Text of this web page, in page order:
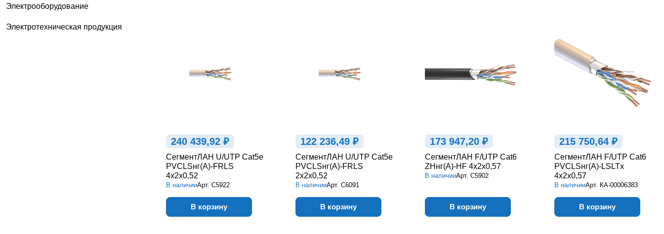
240 439,92 ₽
СегментЛАН U/UTP Cat5e
PVCLSнг(А)-FRLS
4х2х0,52
В наличииАрт. С5922
В корзину
122 236,49 ₽
СегментЛАН U/UTP Cat5e
PVCLSнг(А)-FRLS
2х2х0,52
В наличииАрт. С6091
В корзину
173 947,20 ₽
СегментЛАН F/UTP Cat6
ZHнг(А)-HF 4х2х0,57
В наличииАрт. С5902
В корзину
215 750,64 ₽
СегментЛАН F/UTP Cat6
PVCLSнг(А)-LSLTx
4х2х0,57
В наличииАрт. КА-00006383
В корзину
Электрооборудование
Электротехническая продукция